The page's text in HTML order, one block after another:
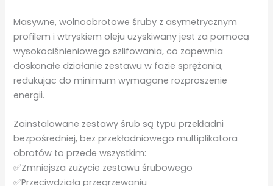
Masywne, wolnoobrotowe śruby z asymetrycznym
profilem i wtryskiem oleju uzyskiwany jest za pomocą
wysokociśnieniowego szlifowania, co zapewnia
doskonałe działanie zestawu w fazie sprężania,
redukując do minimum wymagane rozproszenie
energii.
Zainstalowane zestawy śrub są typu przekładni
bezpośredniej, bez przekładniowego multiplikatora
obrotów to przede wszystkim:
✅Zmniejsza zużycie zestawu śrubowego
✅Przeciwdziała przegrzewaniu